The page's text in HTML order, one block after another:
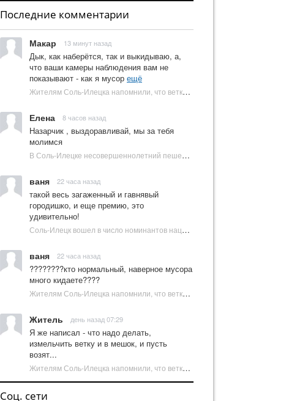
Последние комментарии
Макар 13 минут назад
Дык, как наберётся, так и выкидываю, а,
что ваши камеры наблюдения вам не
показывают - как я мусор ещё
Жителям Соль-Илецка напомнили, что ветки от деревьев нельзя оставлять на площадках ТКО | Новости Соль-Илецка
Елена 8 часов назад
Назарчик , выздоравливай, мы за тебя
молимся
В Соль-Илецке несовершеннолетний пешеход попал под колеса автомобиля | Новости Соль-Илецка
ваня 22 часа назад
такой весь загаженный и гавнявый
городишко, и еще премию, это
удивительно!
Соль-Илецк вошел в число номинантов национальной туристической премии Russian Traveler Awards | Новости Соль-Илецка
ваня 22 часа назад
????????кто нормальный, наверное мусора
много кидаете????
Жителям Соль-Илецка напомнили, что ветки от деревьев нельзя оставлять на площадках ТКО | Новости Соль-Илецка
Житель день назад 07:29
Я же написал - что надо делать,
измельчить ветку и в мешок, и пусть
возят...
Жителям Соль-Илецка напомнили, что ветки от деревьев нельзя оставлять на площадках ТКО | Новости Соль-Илецка
Соц. сети